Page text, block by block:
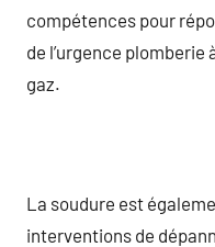
compétences pour
de l’urgence plomberie
gaz.
La soudure est
interventions de